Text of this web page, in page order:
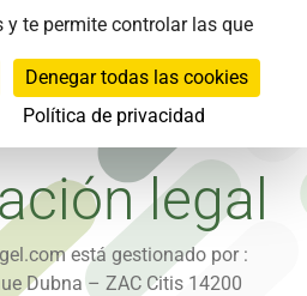
legal
está gestionado por :
Dubna – ZAC Citis 14200
y te permite controlar las que
Denegar todas las cookies
Política de privacidad